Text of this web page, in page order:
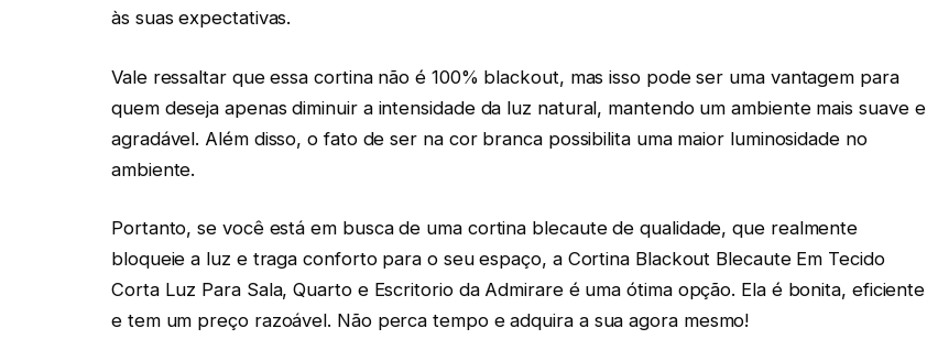
às suas expectativas.
Vale ressaltar que essa cortina não é 100% blackout, mas isso pode ser uma vantagem para
quem deseja apenas diminuir a intensidade da luz natural, mantendo um ambiente mais suave e
agradável. Além disso, o fato de ser na cor branca possibilita uma maior luminosidade no
ambiente.
Portanto, se você está em busca de uma cortina blecaute de qualidade, que realmente
bloqueie a luz e traga conforto para o seu espaço, a Cortina Blackout Blecaute Em Tecido
Corta Luz Para Sala, Quarto e Escritorio da Admirare é uma ótima opção. Ela é bonita, eficiente
e tem um preço razoável. Não perca tempo e adquira a sua agora mesmo!